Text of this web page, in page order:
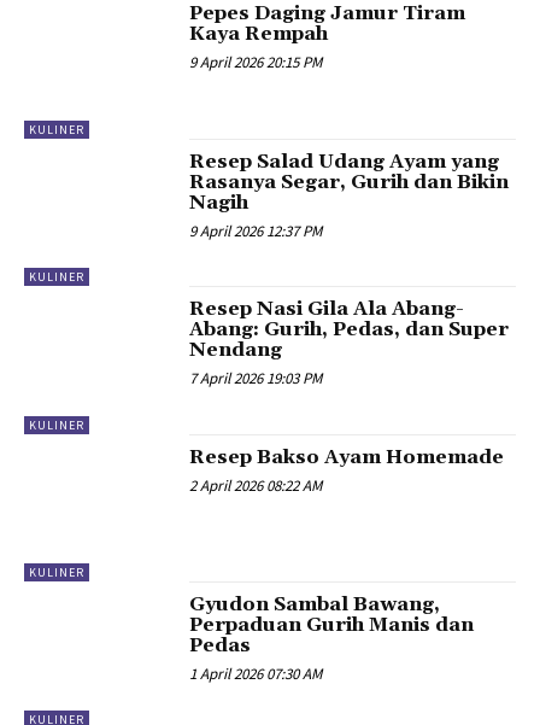
KULINER
Pepes Daging Jamur Tiram
Kaya Rempah
9 April 2026 20:15 PM
KULINER
Resep Salad Udang Ayam yang
Rasanya Segar, Gurih dan Bikin
Nagih
9 April 2026 12:37 PM
KULINER
Resep Nasi Gila Ala Abang-
Abang: Gurih, Pedas, dan Super
Nendang
7 April 2026 19:03 PM
KULINER
Resep Bakso Ayam Homemade
2 April 2026 08:22 AM
KULINER
Gyudon Sambal Bawang,
Perpaduan Gurih Manis dan
Pedas
1 April 2026 07:30 AM